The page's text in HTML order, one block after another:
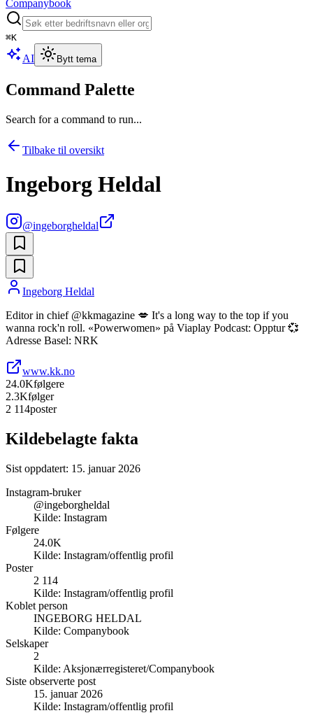
Companybook
⌘K
AI Bytt tema
Command Palette
Search for a command to run...
Tilbake til oversikt
Ingeborg Heldal
@ingeborgheldal
Ingeborg Heldal
Editor in chief @kkmagazine 💋 It's a long way to the top if you
wanna rock'n roll. «Powerwomen» på Viaplay Podcast: Opptur 💞
Adresse Basel: NRK
www.kk.no
24.0Kfølgere
2.3Kfølger
2 114poster
Kildebelagte fakta
Sist oppdatert: 15. januar 2026
Instagram-bruker
@ingeborgheldal
Kilde: Instagram
Følgere
24.0K
Kilde: Instagram/offentlig profil
Poster
2 114
Kilde: Instagram/offentlig profil
Koblet person
INGEBORG HELDAL
Kilde: Companybook
Selskaper
2
Kilde: Aksjonærregisteret/Companybook
Siste observerte post
15. januar 2026
Kilde: Instagram/offentlig profil